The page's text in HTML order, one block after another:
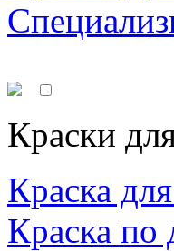
Краски
Краска
Краска по